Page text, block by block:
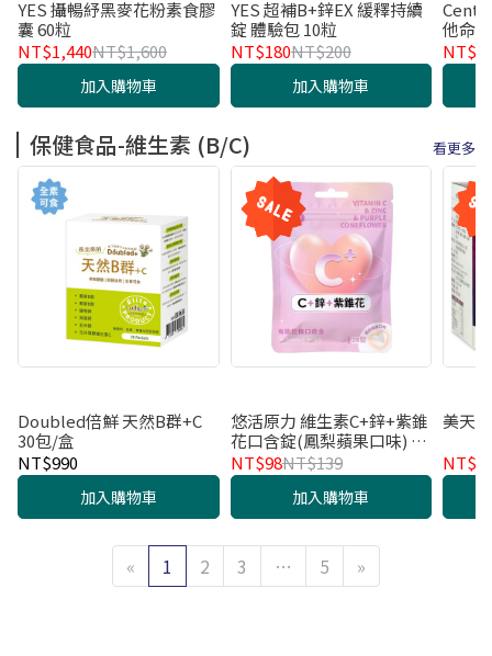
YES 攝暢紓黑麥花粉素食膠
囊 60粒
NT$1,440NT$1,600
加入購物車
YES 超補B+鋅EX 緩釋持續
錠 體驗包 10粒
NT$180NT$200
加入購物車
他命
保健食品-維生素 (B/C) 看更多
Doubled倍鮮 天然B群+C
30包/盒
NT$990
加入購物車
悠活原力 維生素C+鋅+紫錐
花口含錠(鳳梨蘋果口味) 28
錠 EX.2027.07
NT$98NT$139
加入購物車
美天
« 1 2 3 … 5 »